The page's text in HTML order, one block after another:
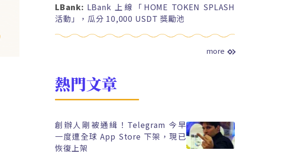
LBank: LBank 上線「HOME TOKEN SPLASH
活動」，瓜分 10,000 USDT 獎勵池
more
熱門文章
創辦人剛被通緝！Telegram 今早
一度遭全球 App Store 下架，現已
恢復上架